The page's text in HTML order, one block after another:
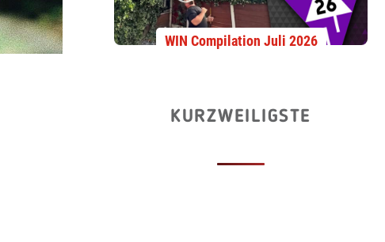
WIN Compilation Juli 2026
KURZWEILIGSTE